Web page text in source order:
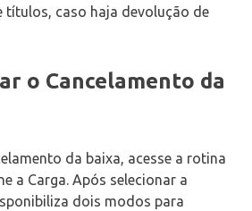
títulos, caso haja devolução de
o Cancelamento da
da baixa, acesse a rotina
a Carga. Após selecionar a
dois modos para